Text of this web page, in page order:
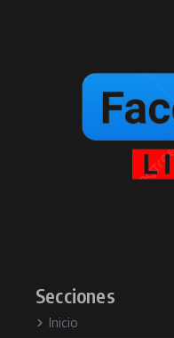
Secciones
Inicio